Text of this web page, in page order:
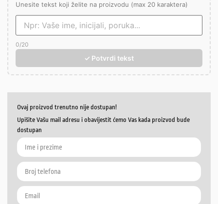
Unesite tekst koji želite na proizvodu (max 20 karaktera)
0/20
✓ Potvrdi tekst
Ovaj proizvod trenutno nije dostupan!
Upišite Vašu mail adresu i obavijestit ćemo Vas kada proizvod bude
dostupan